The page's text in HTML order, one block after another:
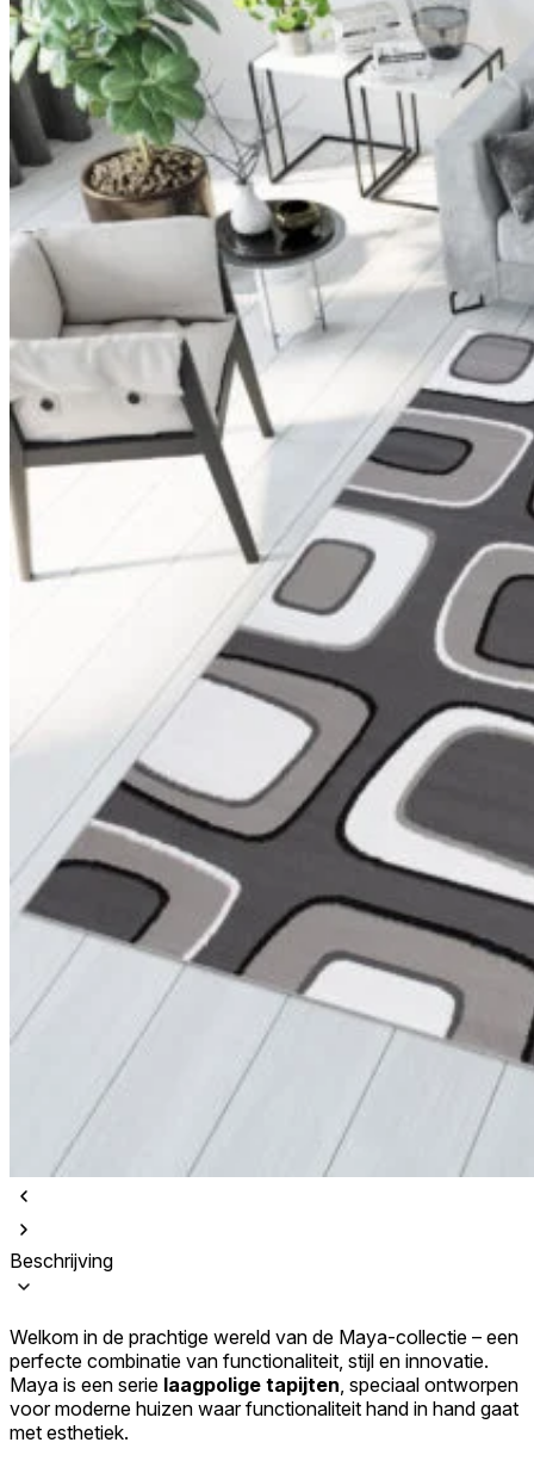
Beschrijving
Welkom in de prachtige wereld van de Maya-collectie – een
perfecte combinatie van functionaliteit, stijl en innovatie.
Maya is een serie laagpolige tapijten , speciaal ontworpen
voor moderne huizen waar functionaliteit hand in hand gaat
met esthetiek.